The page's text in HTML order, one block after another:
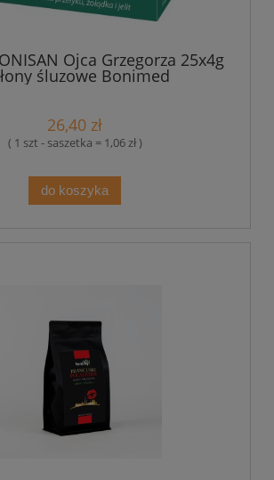
Ojca Grzegorza 25x4g
śluzowe Bonimed
26,40 zł
( 1 szt - saszetka = 1,06 zł )
do koszyka